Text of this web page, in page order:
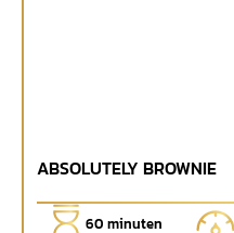
ABSOLUTELY BROWNIE
60 minuten